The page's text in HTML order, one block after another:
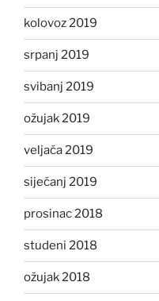
kolovoz 2019
srpanj 2019
svibanj 2019
ožujak 2019
veljača 2019
siječanj 2019
prosinac 2018
studeni 2018
ožujak 2018